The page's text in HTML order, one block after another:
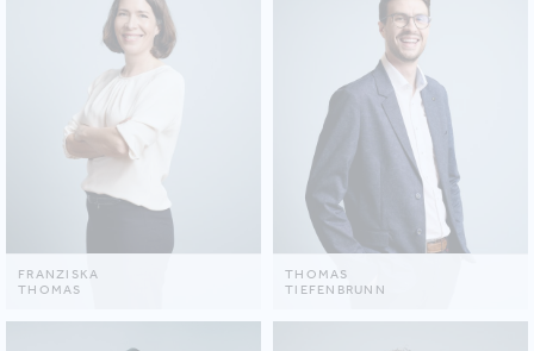
FRANZISKA
THOMAS
THOMAS
TIEFENBRUNN